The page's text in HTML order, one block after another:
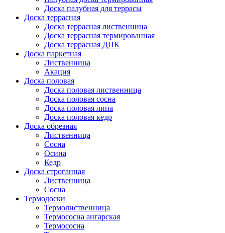
Доска палубная для террасы
Доска террасная
Доска террасная лиственница
Доска террасная термированная
Доска террасная ДПК
Доска паркетная
Лиственница
Акация
Доска половая
Доска половая лиственница
Доска половая сосна
Доска половая липа
Доска половая кедр
Доска обрезная
Лиственница
Сосна
Осина
Кедр
Доска строганная
Лиственница
Сосна
Термодоски
Термолиственница
Термососна ангарская
Термососна